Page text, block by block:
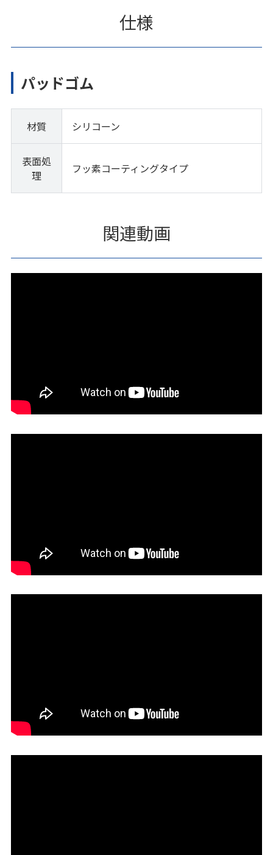
仕様
パッドゴム
材質 シリコーン
表面処
理
フッ素コーティングタイプ
関連動画